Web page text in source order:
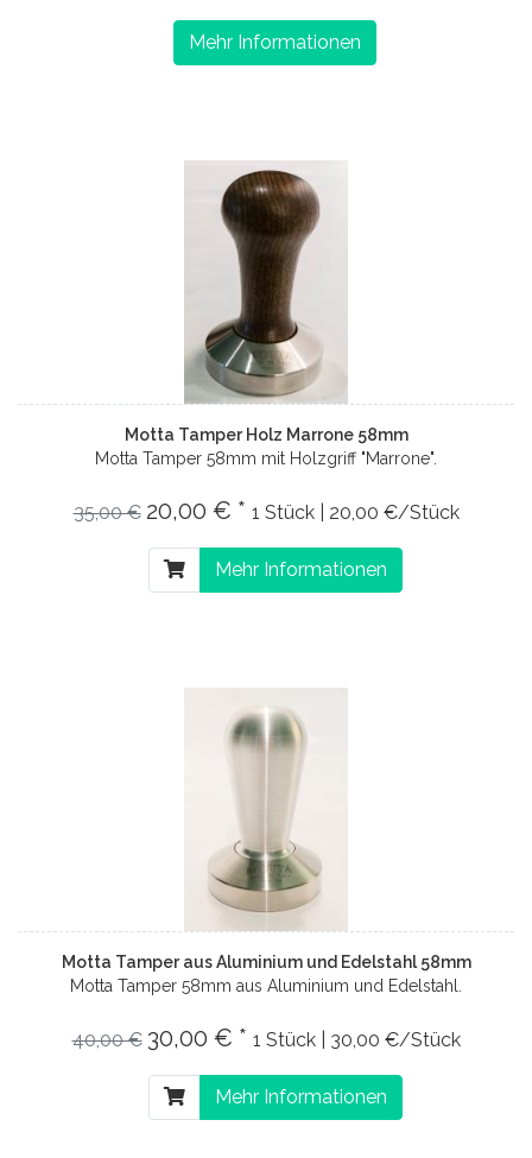
Mehr Informationen
Motta Tamper Holz Marrone 58mm
Motta Tamper 58mm mit Holzgriff "Marrone".
35,00 € 20,00 € * 1 Stück | 20,00 €/Stück
Mehr Informationen
Motta Tamper aus Aluminium und Edelstahl 58mm
Motta Tamper 58mm aus Aluminium und Edelstahl.
40,00 € 30,00 € * 1 Stück | 30,00 €/Stück
Mehr Informationen